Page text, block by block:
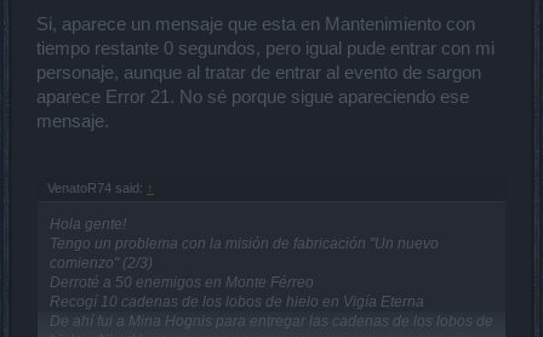
Si, aparece un mensaje que esta en Mantenimiento con
tiempo restante 0 segundos, pero igual pude entrar con mi
personaje, aunque al tratar de entrar al evento de sargon
aparece Error 21. No sé porque sigue apareciendo ese
mensaje.
VenatoR74 said: ↑
Hola gente!
Tengo un problema con la misión de fabricación "Un nuevo
comienzo" (2/3)
Derroté a 50 enemigos en Monte Férreo
Recogí 10 cadenas de los lobos de hielo en Vigía Eterna
De ahí fui a Mina Hognis para entregar las cadenas de los lobos de